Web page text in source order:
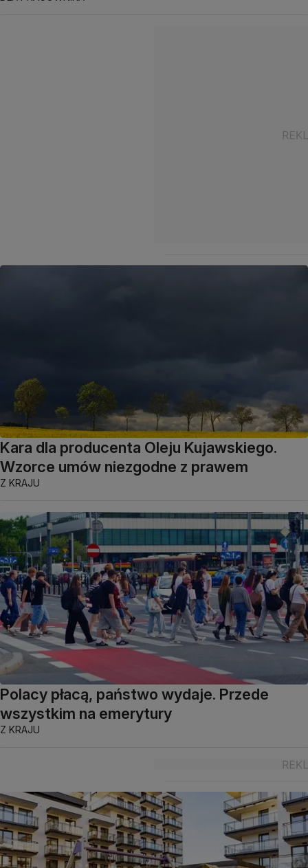
Kara dla producenta Oleju Kujawskiego.
Wzorce umów niezgodne z prawem
Z KRAJU
Polacy płacą, państwo wydaje. Przede
wszystkim na emerytury
Z KRAJU